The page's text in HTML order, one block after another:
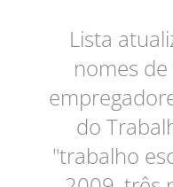
Lista
nomes
do
"trabalho